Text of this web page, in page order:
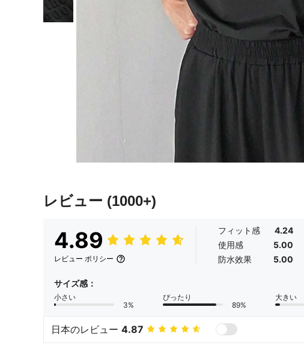
レビュー (1000+)
4.89
レビュー ポリシー
フィット感
4.24
使用感
5.00
防水效果
5.00
サイズ感：
小さい
3%
ぴったり
89%
大きい
日本のレビュー 4.87